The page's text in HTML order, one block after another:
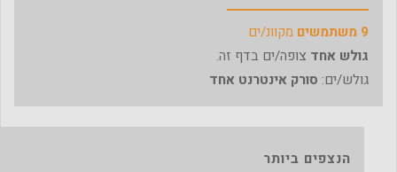
9 משתמשים
מקוונ/ים
גולש אחד צופה/ים בדף זה.
גולש/ים: סורק אינטרנט אחד
הנצפים ביותר